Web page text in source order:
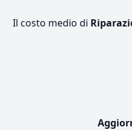
Il costo medio di